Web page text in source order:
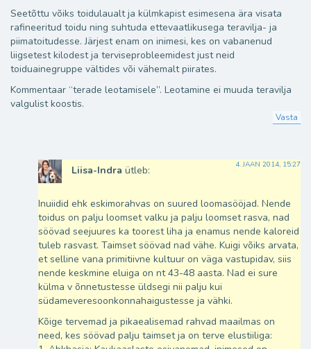
Seetõttu võiks toidulaualt ja külmkapist esimesena ära visata
rafineeritud toidu ning suhtuda ettevaatlikusega teravilja- ja
piimatoitudesse. Järjest enam on inimesi, kes on vabanenud
liigsetest kilodest ja terviseprobleemidest just neid
toiduainegruppe vältides või vähemalt piirates.
Kommentaar “terade leotamisele”. Leotamine ei muuda teravilja
valgulist koostis.
Vasta
Liisa-Indra ütleb: 4. JAAN 2014, 15:27
Inuiidid ehk eskimorahvas on suured loomasööjad. Nende
toidus on palju loomset valku ja palju loomset rasva, nad
söövad seejuures ka toorest liha ja enamus nende kaloreid
tuleb rasvast. Taimset söövad nad vähe. Kuigi võiks arvata,
et selline vana primitiivne kultuur on väga vastupidav, siis
nende keskmine eluiga on nt 43-48 aasta. Nad ei sure
külma v õnnetustesse üldsegi nii palju kui
südameveresoonkonnahaigustesse ja vähki.
Kõige tervemad ja pikaealisemad rahvad maailmas on
need, kes söövad palju taimset ja on terve elustiiliga: